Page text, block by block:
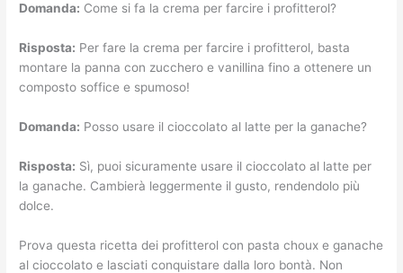
Domanda: Come si fa la crema per farcire i profitterol?
Risposta: Per fare la crema per farcire i profitterol, basta
montare la panna con zucchero e vanillina fino a ottenere un
composto soffice e spumoso!
Domanda: Posso usare il cioccolato al latte per la ganache?
Risposta: Sì, puoi sicuramente usare il cioccolato al latte per
la ganache. Cambierà leggermente il gusto, rendendolo più
dolce.
Prova questa ricetta dei profitterol con pasta choux e ganache
al cioccolato e lasciati conquistare dalla loro bontà. Non